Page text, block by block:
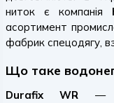
ниток є компанія
асортимент
фабрик спецодягу,
Що таке
Durafix WR —